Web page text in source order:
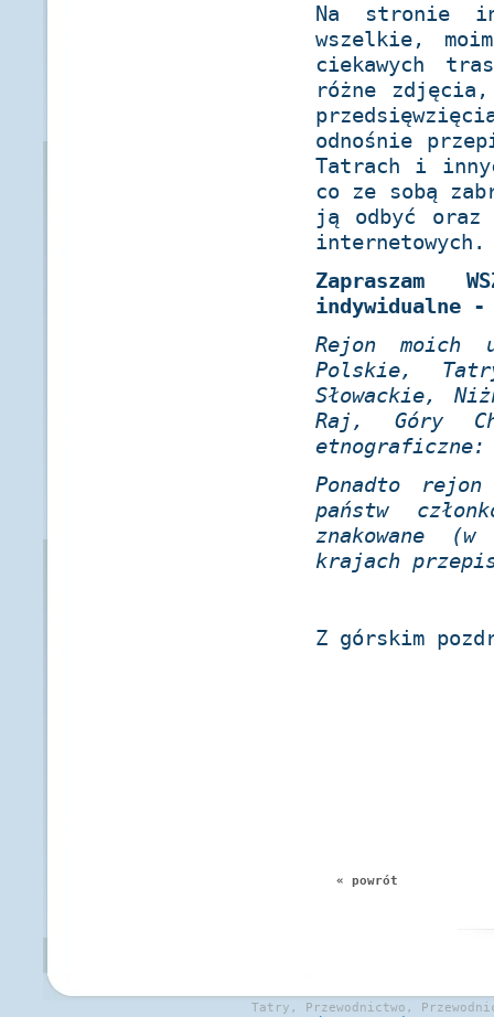
Na stronie
wszelkie,
ciekawych
różne
odnośnie
Tatrach i
co ze sobą
ją odbyć
internetowych.
Zapraszam
indywidualne -
Rejon moich
Polskie,
Słowackie,
Raj, Góry
etnograficzne:
Ponadto
państw
znakowane
krajach
Z górskim
« powrót
Tatry, Przewodnictwo,